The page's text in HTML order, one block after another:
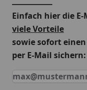
Einfach hier die
viele Vorteile
sowiesofort
per E-Mail sichern:
Keine Eingabe
Eingabe
E-Mail *